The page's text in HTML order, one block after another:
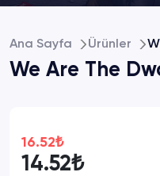
Ana Sayfa Ürünler
We Are The
16.52₺
14.52₺